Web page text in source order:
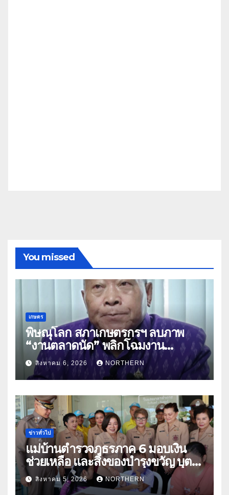
You missed
เกษตร
พิษณุโลก สภาเกษตรกรฯ ลบภาพ
“งานตลาดนัด” พลิกโฉมงาน
“เกษตรรุ่งเรืองเมืองสองแคว 69” มุ่ง
ประโยชน์เกษตรกร ดึงนวัตกรรม-จับ
คู่ธุรกิจดันสินค้าเกษตรสู่สากล (คลิป)
สิงหาคม 6, 2026 NORTHERN
ข่าวทั่วไป
แม่บ้านตำรวจภูธรภาค 6 มอบเงิน
ช่วยเหลือ และสิ่งของบำรุงขวัญ บุตร-
ธิดา ข้าราชการตำรวจจังหวัด
อุทัยธานี
สิงหาคม 5, 2026 NORTHERN